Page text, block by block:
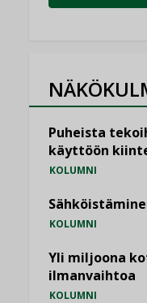
Puheista
käyttöön
KOLUMNI
KOLUMNI
Yli miljoona
ilmanvaihtoa
KOLUMNI